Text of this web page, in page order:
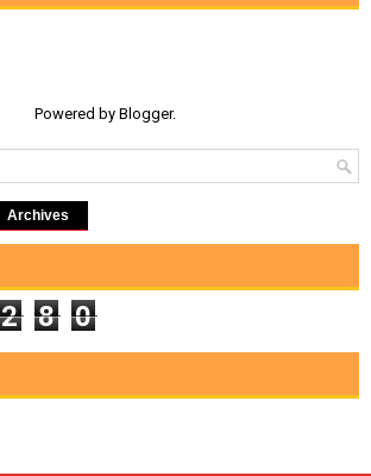
Powered by Blogger.
Archives
2 8 0